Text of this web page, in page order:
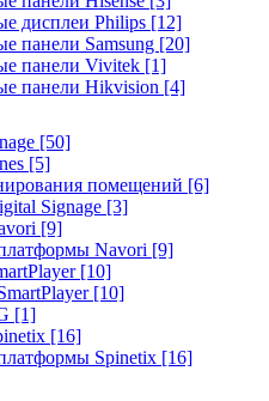
дисплеи Philips [12]
панели Samsung [20]
панели Vivitek [1]
панели Hikvision [4]
[50]
[5]
помещений [6]
Signage [3]
[9]
Navori [9]
[10]
[10]
[1]
[16]
Spinetix [16]